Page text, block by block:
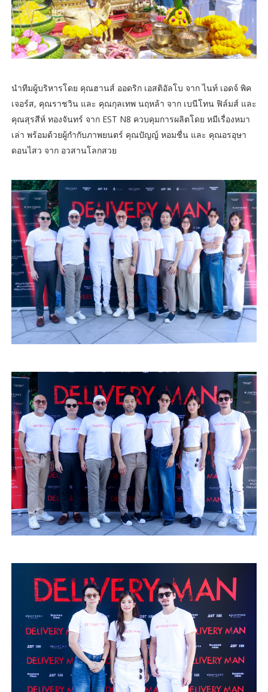
นำทีมผู้บริหารโดย คุณฮานส์ ออดริก เอสติอัลโบ จาก ไนท์ เอดจ์ พิค
เจอร์ส, คุณราชวิน และ คุณกุลเทพ นฤหล้า จาก เบนีโทน ฟิล์มส์ และ
คุณสุรสีห์ ทองจันทร์ จาก EST N8 ควบคุมการผลิตโดย หมีเรื่องหมา
เล่า พร้อมด้วยผู้กำกับภาพยนตร์ คุณปัญญ์ หอมชื่น และ คุณอรอุษา
ดอนไสว จาก อวสานโลกสวย